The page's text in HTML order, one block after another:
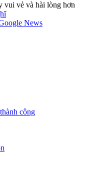
vui vẻ và hài lòng hơn
News
công